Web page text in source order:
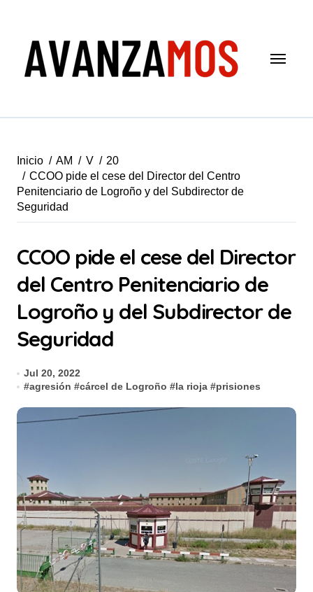
Inicio AM V
20
CCOO pide el cese del Director del Centro
Penitenciario de Logroño y del Subdirector de
Seguridad
CCOO pide el cese del Director
del Centro Penitenciario de
Logroño y del Subdirector de
Seguridad
Jul 20, 2022
#agresión #cárcel de Logroño #la rioja #prisiones